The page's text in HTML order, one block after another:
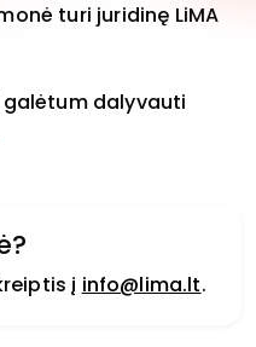
turi juridinę LiMA
galėtum dalyvauti
į info@lima.lt.